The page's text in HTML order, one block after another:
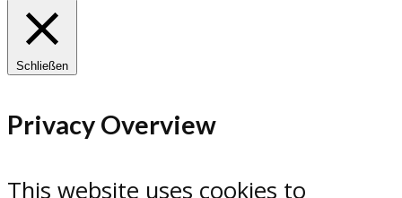
Schließen
Privacy Overview
This website uses cookies to